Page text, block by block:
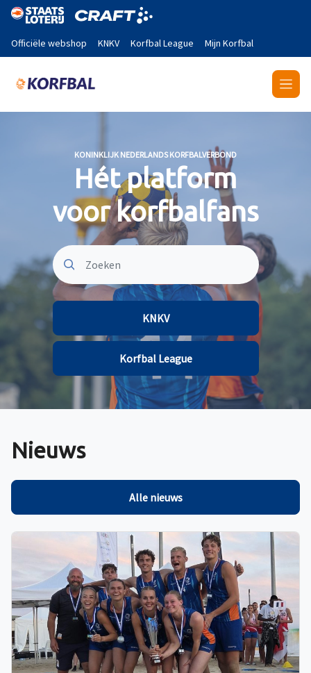
Naar de hoofdinhoud gaan
Officiële webshop KNKV Korfbal League Mijn Korfbal
KONINKLIJK NEDERLANDS KORFBALVERBOND
Hét platform
voor korfbalfans
KNKV
Korfbal League
Nieuws
Alle nieuws